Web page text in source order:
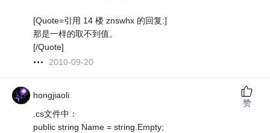
[Quote=引用 14 楼 znswhx 的回复:]
那是一样的取不到值。
[/Quote]
2010-09-20
hongjiaoli
.cs文件中：
public string Name = string.Empty;
赞